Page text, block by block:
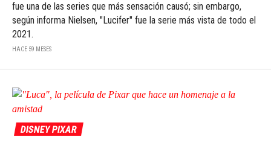
fue una de las series que más sensación causó; sin embargo,
según informa Nielsen, "Lucifer" fue la serie más vista de todo el
2021.
HACE 59 MESES
DISNEY PIXAR